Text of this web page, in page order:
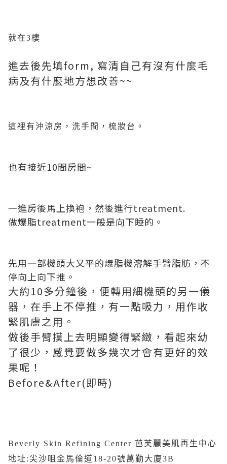
就在3樓
進去後先填form, 寫清自己有沒有什麼毛
病及有什麼地方想改善~~
這裡有沖涼房，洗手間，梳妝台。
也有接近10間房間~
一進房後馬上換袍，然後進行treatment.
做爆脂treatment一般是向下睡的。
先用一部機頭大又平的爆脂機溶解手臂脂肪，不
停向上向下推。
大約10多分鐘後，便轉用細機頭的另一儀
器，在手上不停推，有一點吸力，用作收
緊肌膚之用。
做後手臂摸上去明顯變得緊緻，看起來幼
了很少，感覺要做多幾次才會有更好的效
果呢！
Before&After(即時)
Beverly Skin Refining Center 芭芙麗美肌再生中心
地址:尖沙咀金馬倫道18-20號萬勤大廈3B